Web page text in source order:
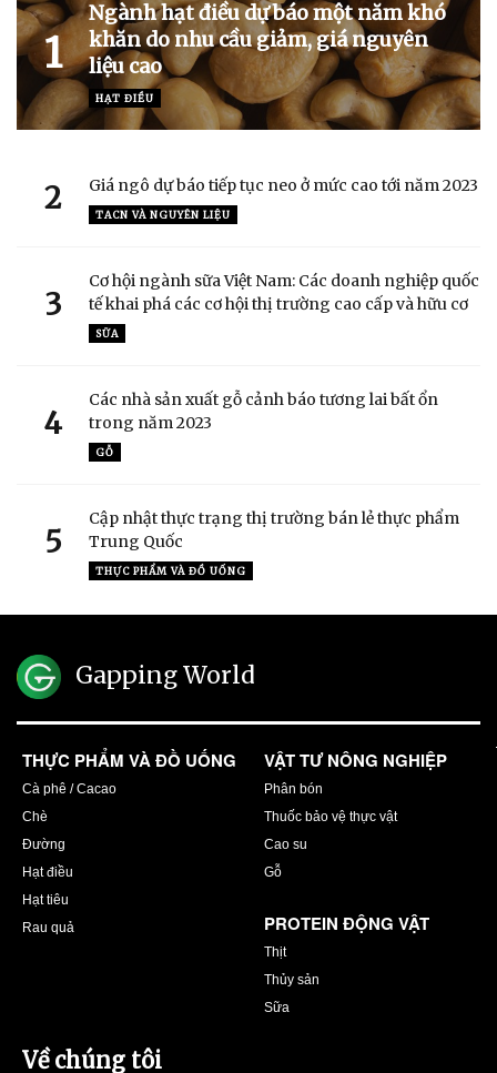
1
Ngành hạt điều dự báo một năm khó
khăn do nhu cầu giảm, giá nguyên
liệu cao
HẠT ĐIỀU
2 Giá ngô dự báo tiếp tục neo ở mức cao tới năm 2023
TACN VÀ NGUYÊN LIỆU
3
Cơ hội ngành sữa Việt Nam: Các doanh nghiệp quốc
tế khai phá các cơ hội thị trường cao cấp và hữu cơ
SỮA
4
Các nhà sản xuất gỗ cảnh báo tương lai bất ổn
trong năm 2023
GỖ
5
Cập nhật thực trạng thị trường bán lẻ thực phẩm
Trung Quốc
THỰC PHẨM VÀ ĐỒ UỐNG
Gapping World
THỰC PHẨM VÀ ĐỒ UỐNG
Cà phê / Cacao
Chè
Đường
Hạt điều
Hạt tiêu
Rau quả
VẬT TƯ NÔNG NGHIỆP
Phân bón
Thuốc bảo vệ thực vật
Cao su
Gỗ
PROTEIN ĐỘNG VẬT
Thịt
Thủy sản
Sữa
Về chúng tôi